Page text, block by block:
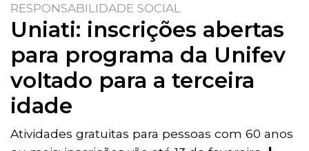
RESPONSABILIDADE SOCIAL
Uniati: inscrições abertas
para programa da Unifev
voltado para a terceira
idade
Atividades gratuitas para pessoas com 60 anos